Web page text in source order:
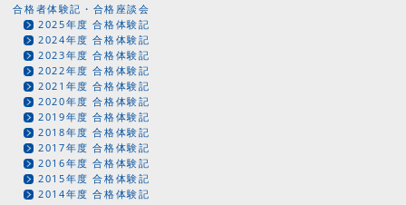
合格者体験記・合格座談会
2025年度 合格体験記
2024年度 合格体験記
2023年度 合格体験記
2022年度 合格体験記
2021年度 合格体験記
2020年度 合格体験記
2019年度 合格体験記
2018年度 合格体験記
2017年度 合格体験記
2016年度 合格体験記
2015年度 合格体験記
2014年度 合格体験記